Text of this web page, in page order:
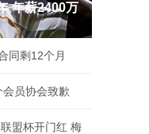
年薪2400万
同剩12个月
员协会致歉
盟杯开门红 梅